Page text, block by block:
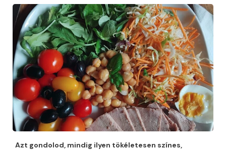
Azt gondolod, mindig ilyen tökéletesen színes,